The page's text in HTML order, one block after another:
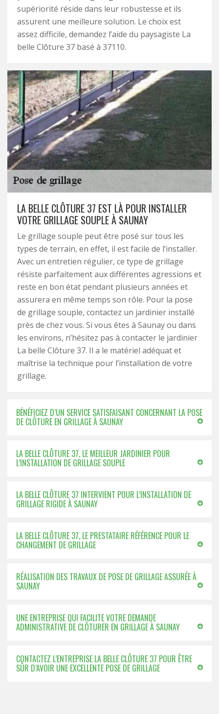
supériorité réside dans leur robustesse et ils
assurent une meilleure solution. Le choix est
assez difficile, demandez l’aide du paysagiste La
belle Clôture 37 basé à 37110.
LA BELLE CLÔTURE 37 EST LÀ POUR INSTALLER
VOTRE GRILLAGE SOUPLE À SAUNAY
Le grillage souple peut être posé sur tous les
types de terrain, en effet, il est facile de l’installer.
Avec un entretien régulier, ce type de grillage
résiste parfaitement aux différentes agressions et
reste en bon état pendant plusieurs années et
assurera en même temps son rôle. Pour la pose
de grillage souple, contactez un jardinier installé
près de chez vous. Si vous êtes à Saunay ou dans
les environs, n’hésitez pas à contacter le jardinier
La belle Clôture 37. Il a le matériel adéquat et
maîtrise la technique pour l’installation de votre
grillage.
BÉNÉFICIEZ D’UN SERVICE SATISFAISANT CONCERNANT LA POSE
DE CLÔTURE EN GRILLAGE À SAUNAY
LA BELLE CLÔTURE 37, LE MEILLEUR JARDINIER POUR
L’INSTALLATION DE GRILLAGE SOUPLE
LA BELLE CLÔTURE 37 INTERVIENT POUR L’INSTALLATION DE
GRILLAGE RIGIDE À SAUNAY
LA BELLE CLÔTURE 37, LE PRESTATAIRE RÉFÉRENCE POUR LE
CHANGEMENT DE GRILLAGE
RÉALISATION DES TRAVAUX DE POSE DE GRILLAGE ASSURÉE À
SAUNAY
UNE ENTREPRISE QUI FACILITE VOTRE DEMANDE
ADMINISTRATIVE DE CLÔTURER EN GRILLAGE À SAUNAY
CONTACTEZ L’ENTREPRISE LA BELLE CLÔTURE 37 POUR ÊTRE
SÛR D’AVOIR UNE EXCELLENTE POSE DE GRILLAGE